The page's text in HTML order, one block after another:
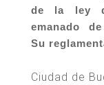
de la ley
emanado
Su
Ciudad de